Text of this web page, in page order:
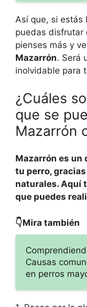
Así que, si estás
puedas disfrutar
pienses más y
Mazarrón. Será
inolvidable para
¿Cuáles
que se
Mazarrón
Mazarrón es un
tu perro,
naturales. Aquí
que puedes
👇Mira también
Causas
en perros